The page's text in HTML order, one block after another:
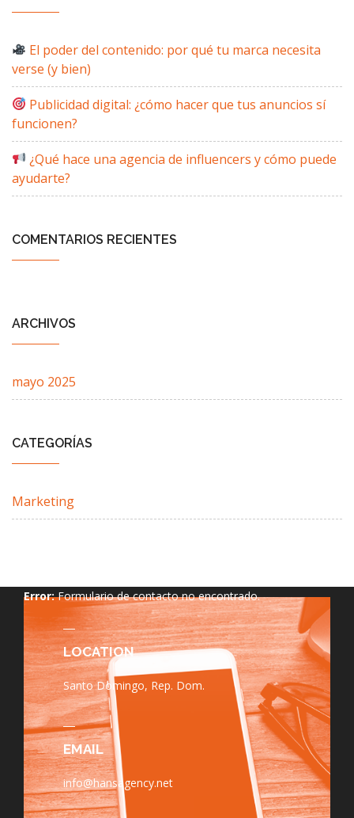
El poder del contenido: por qué tu marca necesita
verse (y bien)
Publicidad digital: ¿cómo hacer que tus anuncios sí
funcionen?
¿Qué hace una agencia de influencers y cómo puede
ayudarte?
COMENTARIOS RECIENTES
ARCHIVOS
mayo 2025
CATEGORÍAS
Marketing
Error:Formulario de contacto no encontrado.
LOCATION
Santo Domingo, Rep. Dom.
EMAIL
info@hansagency.net